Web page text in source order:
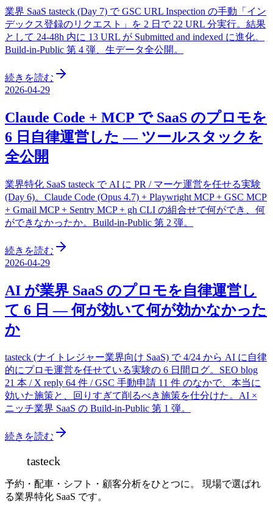
業界 SaaS tasteck (Day 7) で GSC URL Inspection の手動「イン
デックス登録のリクエスト」を 2 日で 22 URL 分実行。結果
として 24-48h 内に 13 URL が Submitted and indexed に進化。
Build-in-Public 第 4 弾、生データ全公開。
続きを読む
2026-04-29
Claude Code + MCP で SaaS のプロモを
6 日自律運営した — ツールスタックを
全公開
業界特化 SaaS tasteck で AI に PR / マーケ運営を任せる実験
(Day 6)。Claude Code (Opus 4.7) + Playwright MCP + GSC MCP
+ Gmail MCP + Sentry MCP + gh CLI の組合せで何ができ、何
ができなかったか。Build-in-Public 第 2 弾。
続きを読む
2026-04-29
AI が業界 SaaS のプロモを自律運営し
て 6 日 — 何が効いて何が効かなかった
か
tasteck (ナイトレジャー業界向け SaaS) で 4/24 から AI に自律
的にプロモ運営を任せている実験の 6 日間ログ。SEO blog
21 本 / X reply 64 件 / GSC 手動申請 11 件 のなかで、本当に
効いた施策と、回りすぎて削るべき施策を仕分けた。AI ×
ニッチ業界 SaaS の Build-in-Public 第 1 弾。
続きを読む
tasteck
予約・配車・シフト・顧客分析をひとつに。 現場で選ばれ
る業界特化 SaaS です。